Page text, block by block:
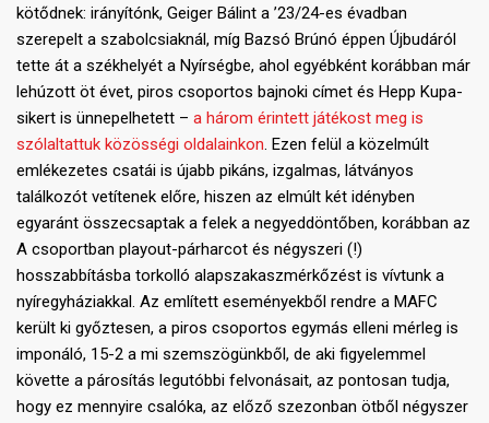
kötődnek: irányítónk, Geiger Bálint a ’23/24-es évadban
szerepelt a szabolcsiaknál, míg Bazsó Brúnó éppen Újbudáról
tette át a székhelyét a Nyírségbe, ahol egyébként korábban már
lehúzott öt évet, piros csoportos bajnoki címet és Hepp Kupa-
sikert is ünnepelhetett – a három érintett játékost meg is
szólaltattuk közösségi oldalainkon. Ezen felül a közelmúlt
emlékezetes csatái is újabb pikáns, izgalmas, látványos
találkozót vetítenek előre, hiszen az elmúlt két idényben
egyaránt összecsaptak a felek a negyeddöntőben, korábban az
A csoportban playout-párharcot és négyszeri (!)
hosszabbításba torkolló alapszakaszmérkőzést is vívtunk a
nyíregyháziakkal. Az említett eseményekből rendre a MAFC
került ki győztesen, a piros csoportos egymás elleni mérleg is
imponáló, 15-2 a mi szemszögünkből, de aki figyelemmel
követte a párosítás legutóbbi felvonásait, az pontosan tudja,
hogy ez mennyire csalóka, az előző szezonban ötből négyszer